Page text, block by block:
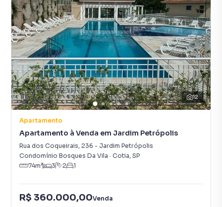
12
Apartamento
Apartamento à Venda em Jardim Petrópolis
Rua dos Coqueirais, 236 - Jardim Petrópolis
Condomínio Bosques Da Vila · Cotia, SP
74m² 3 2 1
R$ 360.000,00Venda